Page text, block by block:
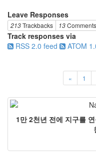
Leave Responses
213Trackbacks 13Comments
Track responses via
RSS 2.0 feed
ATOM
« 1
1만 2천년 전에 지구를